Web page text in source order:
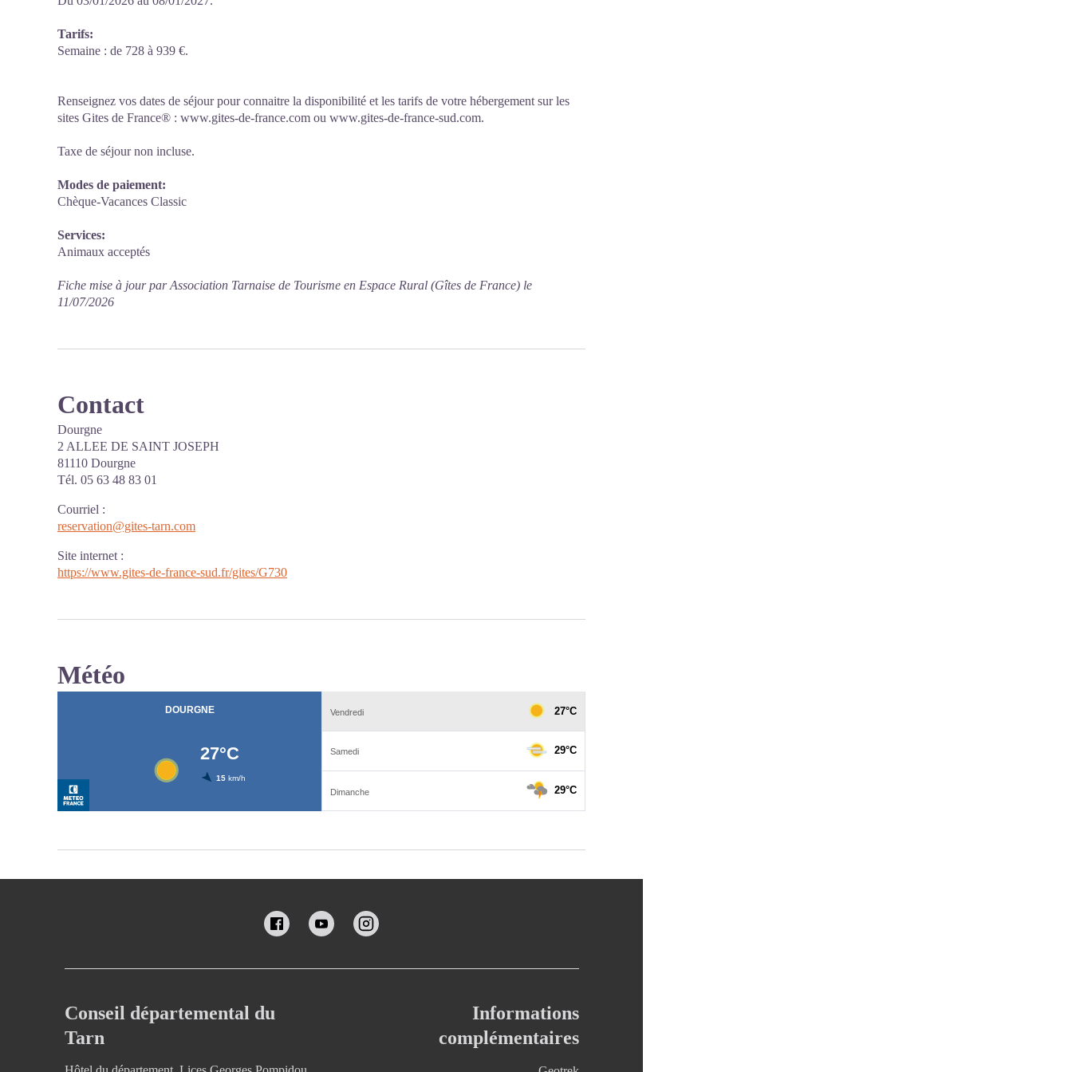
Tarifs:
Semaine : de 728 à 939 €.
Renseignez vos dates de séjour pour connaitre la disponibilité et les tarifs de votre hébergement sur les
sites Gites de France® : www.gites-de-france.com ou www.gites-de-france-sud.com.
Taxe de séjour non incluse.
Modes de paiement:
Chèque-Vacances Classic
Services:
Animaux acceptés
Fiche mise à jour par Association Tarnaise de Tourisme en Espace Rural (Gîtes de France) le
11/07/2026
Contact
Dourgne
2 ALLEE DE SAINT JOSEPH
81110 Dourgne
Tél. 05 63 48 83 01
Courriel :
reservation@gites-tarn.com
Site internet :
https://www.gites-de-france-sud.fr/gites/G730
Météo
Conseil départemental du
Tarn
Informations
complémentaires